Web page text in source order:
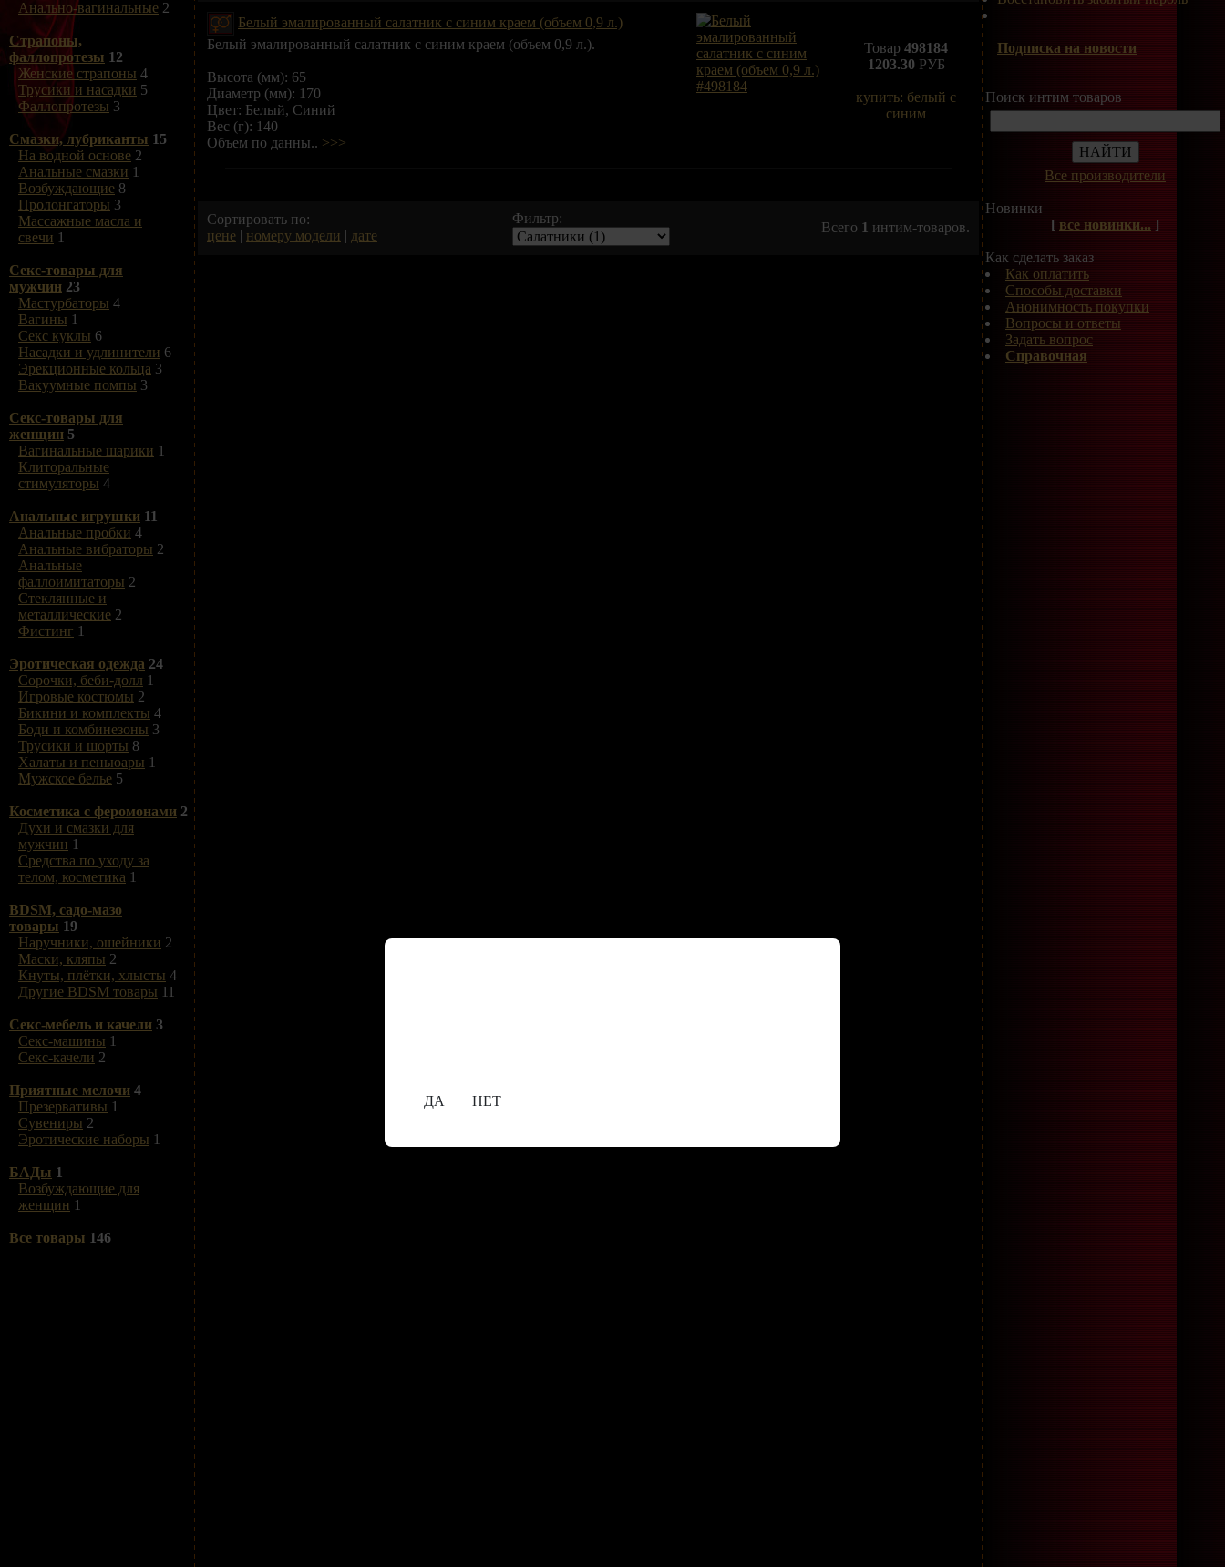
Анально-вагинальные 2
Страпоны,
фаллопротезы 12
Женские страпоны 4
Трусики и насадки 5
Фаллопротезы 3
Смазки, лубриканты 15
На водной основе 2
Анальные смазки 1
Возбуждающие 8
Пролонгаторы 3
Массажные масла и
свечи 1
Секс-товары для
мужчин 23
Мастурбаторы 4
Вагины 1
Секс куклы 6
Насадки и удлинители 6
Эрекционные кольца 3
Вакуумные помпы 3
Секс-товары для
женщин 5
Вагинальные шарики 1
Клиторальные
стимуляторы 4
Анальные игрушки 11
Анальные пробки 4
Анальные вибраторы 2
Анальные
фаллоимитаторы 2
Стеклянные и
металлические 2
Фистинг 1
Эротическая одежда 24
Сорочки, беби-долл 1
Игровые костюмы 2
Бикини и комплекты 4
Боди и комбинезоны 3
Трусики и шорты 8
Халаты и пеньюары 1
Мужское белье 5
Косметика с феромонами 2
Духи и смазки для
мужчин 1
Средства по уходу за
телом, косметика 1
BDSM, садо-мазо
товары 19
Наручники, ошейники 2
Маски, кляпы 2
Кнуты, плётки, хлысты 4
Другие BDSM товары 11
Секс-мебель и качели 3
Секс-машины 1
Секс-качели 2
Приятные мелочи 4
Презервативы 1
Сувениры 2
Эротические наборы 1
БАДы 1
Возбуждающие для
женщин 1
Все товары 146
Белый эмалированный салатник с синим краем (объем 0,9 л.)
Белый эмалированный салатник с синим краем (объем 0,9 л.).
Высота (мм): 65
Диаметр (мм): 170
Цвет: Белый, Синий
Вес (г): 140
Объем по данны.. >>>
Товар 498184
1203.30РУБ
купить: белый с
синим
Сортировать по:
цене | номеру модели | дате
Фильтр:
Всего 1 интим-товаров.
Подписка на новости
Поиск интим товаров
Все производители
Новинки
[ все новинки... ]
Как сделать заказ
Как оплатить
Способы доставки
Анонимность покупки
Вопросы и ответы
Задать вопрос
Справочная
ДА НЕТ